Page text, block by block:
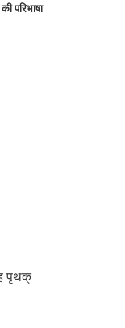
परिभाषा
पृथक्